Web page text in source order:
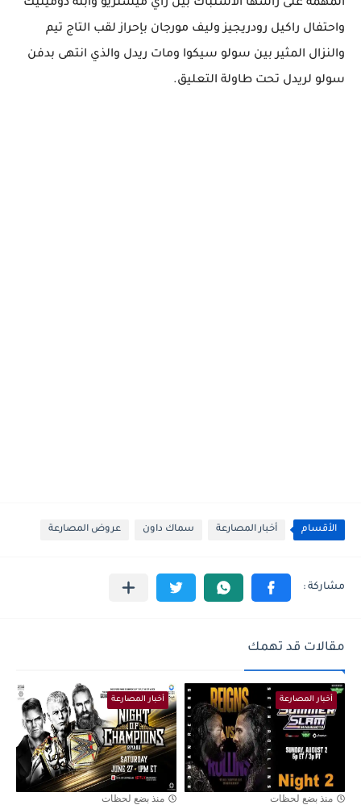
المهمة على رأسها الاشتباك بين راي ميستريو وابنه دومينيك
واحتفال راكيل رودريجيز وليف مورجان بإحراز لقب التاج تيم
والنزال المثير بين سولو سيكوا ومات ريدل والذي انتهى بدفن
سولو لريدل تحت طاولة التعليق.
الأقسام أخبار المصارعة سماك داون عروض المصارعة
مقالات قد تهمك
أخبار المصارعة
منذ بضع لحظات
أخبار المصارعة
منذ بضع لحظات